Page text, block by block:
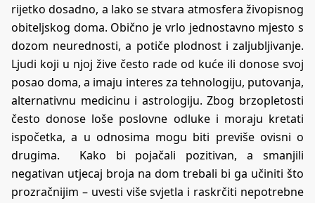
rijetko dosadno, a lako se stvara atmosfera živopisnog
obiteljskog doma. Obično je vrlo jednostavno mjesto s
dozom neurednosti, a potiče plodnost i zaljubljivanje.
Ljudi koji u njoj žive često rade od kuće ili donose svoj
posao doma, a imaju interes za tehnologiju, putovanja,
alternativnu medicinu i astrologiju. Zbog brzopletosti
često donose loše poslovne odluke i moraju kretati
ispočetka, a u odnosima mogu biti previše ovisni o
drugima. Kako bi pojačali pozitivan, a smanjili
negativan utjecaj broja na dom trebali bi ga učiniti što
prozračnijim – uvesti više svjetla i raskrčiti nepotrebne